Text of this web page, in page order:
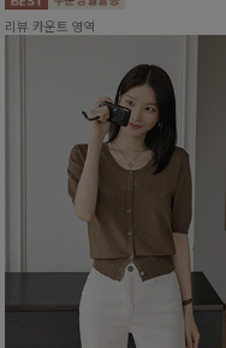
리뷰 카운트 영역